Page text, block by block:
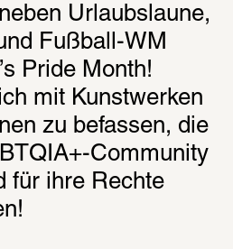
Urlaubslaune,
Fußball-WM
Pride Month!
mit Kunstwerken
zu befassen, die
Community
für ihre Rechte